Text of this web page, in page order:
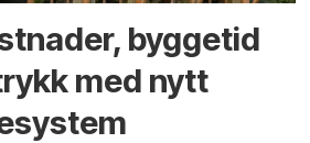
byggetid
med nytt